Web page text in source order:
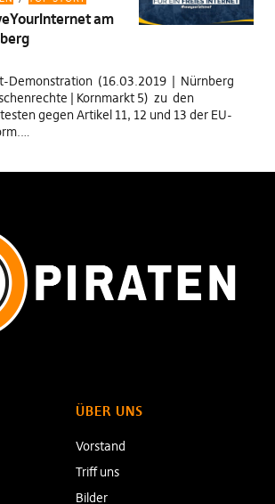
am
Demonstration (16.03.2019 | Nürnberg
| Kornmarkt 5) zu den
gegen Artikel 11, 12 und 13 der EU-
ÜBER UNS
Vorstand
Triff uns
Bilder